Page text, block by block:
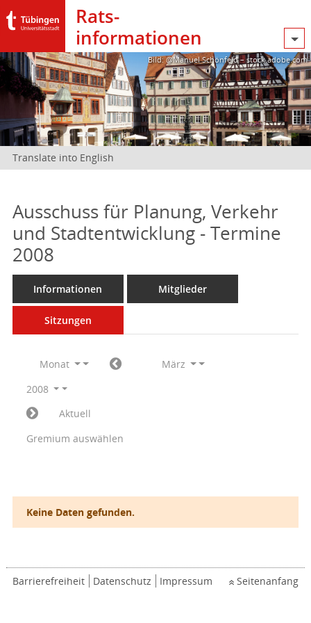
Rats­
informationen
Bild: @Manuel Schönfeld – stock.adobe.com
Translate into English
Ausschuss für Planung, Verkehr
und Stadtentwicklung - Termine
2008
Informationen Mitglieder
Sitzungen
Monat
März
2008
Aktuell
Gremium auswählen
Keine Daten gefunden.
Barrierefreiheit Datenschutz Impressum Seitenanfang